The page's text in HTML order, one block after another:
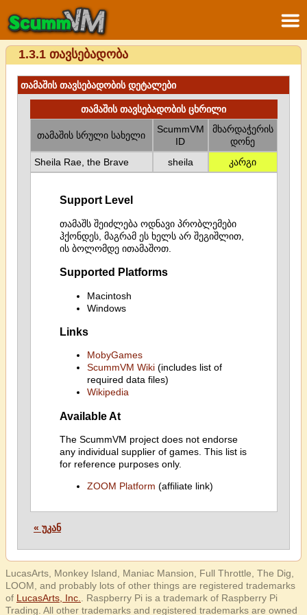
1.3.1 თავსებადობა
თამაშის თავსებადობის დეტალები
თამაშის თავსებადობის ცხრილი
თამაშის სრული სახელი
ScummVM
ID
მხარდაჭერის
დონე
Sheila Rae, the Brave
sheila კარგი
Support Level
თამაშს შეიძლება ოდნავი პრობლემები
ჰქონდეს, მაგრამ ეს ხელს არ შეგიშლით,
ის ბოლომდე ითამაშოთ.
Supported Platforms
Macintosh
Windows
Links
MobyGames
ScummVM Wiki(includes list of
required data files)
Wikipedia
Available At
The ScummVM project does not endorse
any individual supplier of games. This list is
for reference purposes only.
ZOOM Platform (affiliate link)
« უკან
LucasArts, Monkey Island, Maniac Mansion, Full Throttle, The Dig,
LOOM, and probably lots of other things are registered trademarks
of LucasArts, Inc.
. Raspberry Pi is a trademark of Raspberry Pi
Trading. All other trademarks and registered trademarks are owned